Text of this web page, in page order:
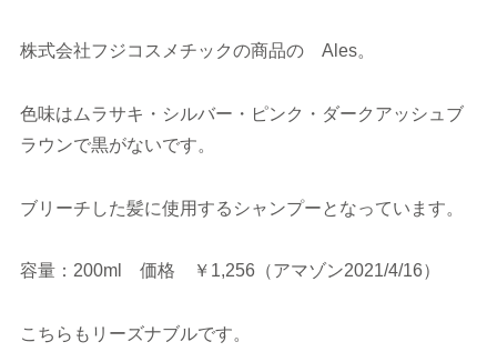
株式会社フジコスメチックの商品の Ales。
色味はムラサキ・シルバー・ピンク・ダークアッシュブ
ラウンで黒がないです。
ブリーチした髪に使用するシャンプーとなっています。
容量：200ml 価格 ￥1,256（アマゾン2021/4/16）
こちらもリーズナブルです。